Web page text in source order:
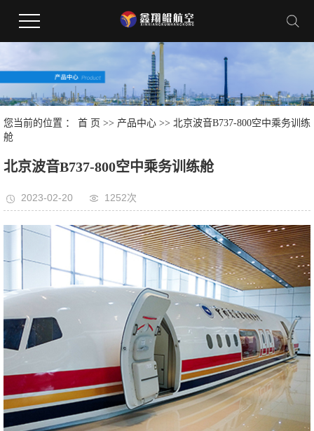
您当前的位置 ： 首 页 >> 产品中心 >> 北京波音B737-800空中乘务训练
舱
北京波音B737-800空中乘务训练舱
2023-02-20 1252次